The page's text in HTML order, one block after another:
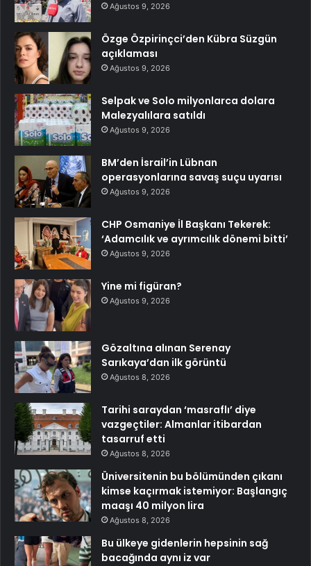
Ağustos 9, 2026
Özge Özpirinçci’den Kübra Süzgün
açıklaması
Ağustos 9, 2026
Selpak ve Solo milyonlarca dolara
Malezyalılara satıldı
Ağustos 9, 2026
BM’den İsrail’in Lübnan
operasyonlarına savaş suçu uyarısı
Ağustos 9, 2026
CHP Osmaniye İl Başkanı Tekerek:
‘Adamcılık ve ayrımcılık dönemi bitti’
Ağustos 9, 2026
Yine mi figüran?
Ağustos 9, 2026
Gözaltına alınan Serenay
Sarıkaya’dan ilk görüntü
Ağustos 8, 2026
Tarihi saraydan ‘masraflı’ diye
vazgeçtiler: Almanlar itibardan
tasarruf etti
Ağustos 8, 2026
Üniversitenin bu bölümünden çıkanı
kimse kaçırmak istemiyor: Başlangıç
maaşı 40 milyon lira
Ağustos 8, 2026
Bu ülkeye gidenlerin hepsinin sağ
bacağında aynı iz var